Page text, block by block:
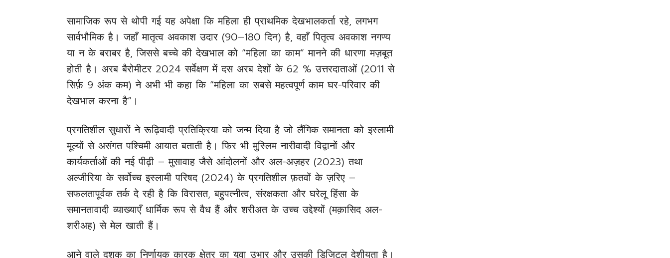
सामाजिक रूप से थोपी गई यह अपेक्षा कि महिला ही प्राथमिक देखभालकर्ता रहे, लगभग
सार्वभौमिक है। जहाँ मातृत्व अवकाश उदार (90–180 दिन) है, वहाँ पितृत्व अवकाश नगण्य
या न के बराबर है, जिससे बच्चे की देखभाल को “महिला का काम” मानने की धारणा मज़बूत
होती है। अरब बैरोमीटर 2024 सर्वेक्षण में दस अरब देशों के 62 % उत्तरदाताओं (2011 से
सिर्फ़ 9 अंक कम) ने अभी भी कहा कि “महिला का सबसे महत्वपूर्ण काम घर-परिवार की
देखभाल करना है”।
प्रगतिशील सुधारों ने रूढ़िवादी प्रतिक्रिया को जन्म दिया है जो लैंगिक समानता को इस्लामी
मूल्यों से असंगत पश्चिमी आयात बताती है। फिर भी मुस्लिम नारीवादी विद्वानों और
कार्यकर्ताओं की नई पीढ़ी – मुसावाह जैसे आंदोलनों और अल-अज़हर (2023) तथा
अल्जीरिया के सर्वोच्च इस्लामी परिषद (2024) के प्रगतिशील फ़तवों के ज़रिए –
सफलतापूर्वक तर्क दे रही है कि विरासत, बहुपत्नीत्व, संरक्षकता और घरेलू हिंसा के
समानतावादी व्याख्याएँ धार्मिक रूप से वैध हैं और शरीअत के उच्च उद्देश्यों (मक़ासिद अल-
शरीअह) से मेल खाती हैं।
आने वाले दशक का निर्णायक कारक क्षेत्र का युवा उभार और उसकी डिजिटल देशीयता है।